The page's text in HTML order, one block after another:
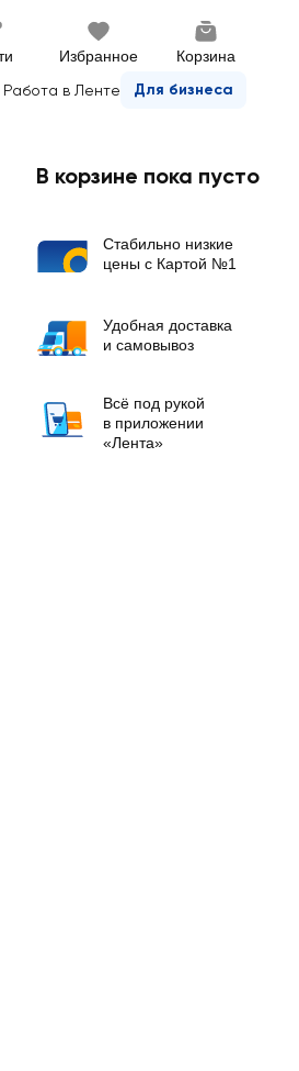
Избранное Корзина
Работа в Ленте Для бизнеса
В корзине пока пусто
Стабильно низкие
цены с Картой №1
Удобная доставка
и самовывоз
Всё под рукой
в приложении
«Лента»